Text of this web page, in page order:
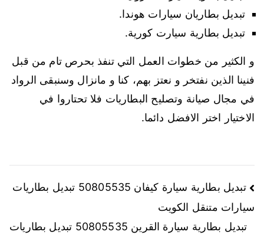
تبديل بطاريان سيارات هوندا.
تبديل بطارية سيارت كورية.
و الكثير من خطوات العمل التي تنفذ بحرص تام من قبل
فنينا الذين نفتخر و نعتز بهم، كنا و مانزال وسنبقى الرواد
في مجال صيانة وتصليح البطاريات فلا تحتاروا في
الاختيار اختر الافضل دائما.
تصفّح
المقالات
تبديل بطارية سيارة كيفان 50805535 تبديل بطاريات
سيارات متنقل الكويت
تبديل بطارية سيارة القرين 50805535 تبديل بطاريات